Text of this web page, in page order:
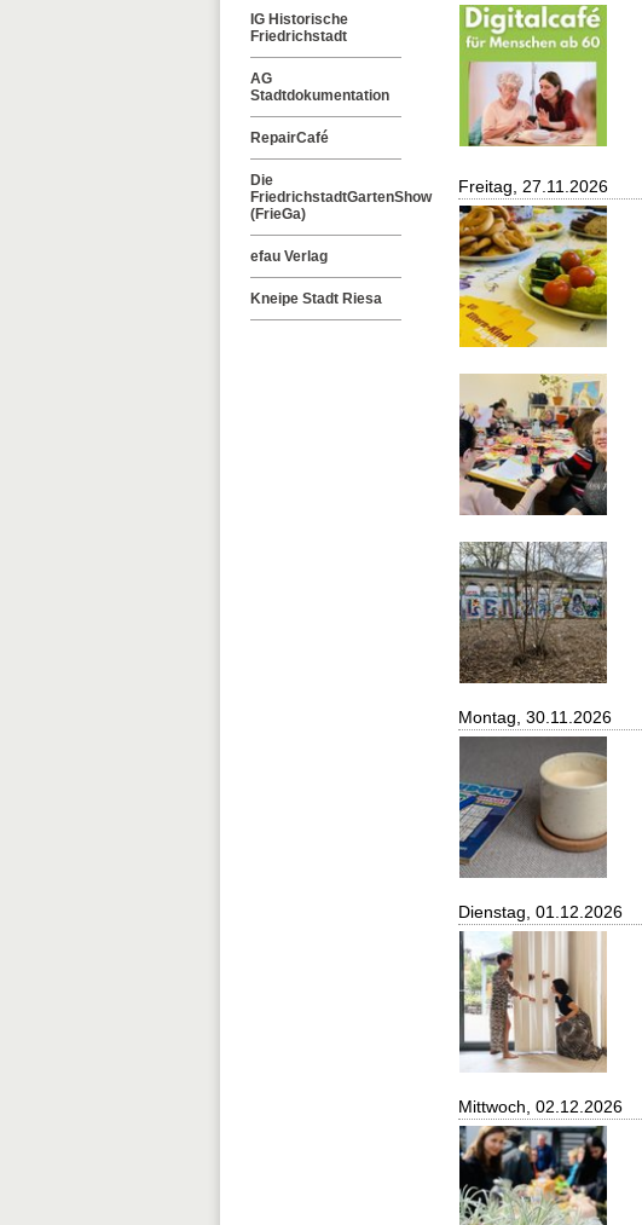
Freitag, 27.11.2026
Montag, 30.11.2026
Dienstag, 01.12.2026
Mittwoch, 02.12.2026
IG Historische
Friedrichstadt
AG
Stadtdokumentation
RepairCafé
Die
FriedrichstadtGartenShow
(FrieGa)
efau Verlag
Kneipe Stadt Riesa